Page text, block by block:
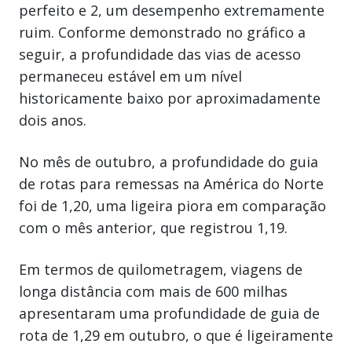
perfeito e 2, um desempenho extremamente
ruim. Conforme demonstrado no gráfico a
seguir, a profundidade das vias de acesso
permaneceu estável em um nível
historicamente baixo por aproximadamente
dois anos.
No mês de outubro, a profundidade do guia
de rotas para remessas na América do Norte
foi de 1,20, uma ligeira piora em comparação
com o mês anterior, que registrou 1,19.
Em termos de quilometragem, viagens de
longa distância com mais de 600 milhas
apresentaram uma profundidade de guia de
rota de 1,29 em outubro, o que é ligeiramente